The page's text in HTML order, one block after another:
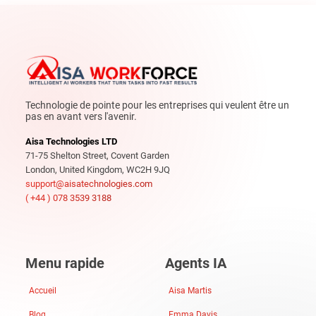
Technologie de pointe pour les entreprises qui veulent être un
pas en avant vers l'avenir.
Aisa Technologies LTD
71-75 Shelton Street, Covent Garden
London, United Kingdom, WC2H 9JQ
support@aisatechnologies.com
( +44 ) 078 3539 3188
Menu rapide
Accueil
Agents IA
Aisa Martis